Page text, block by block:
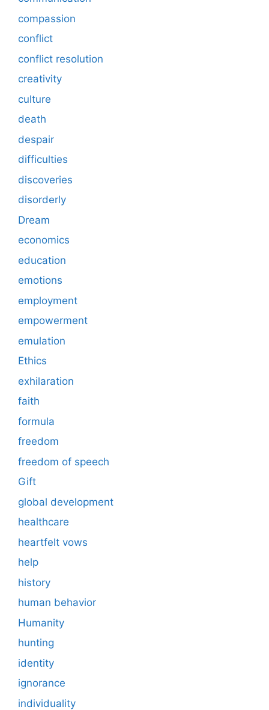
compassion
conflict
conflict resolution
creativity
culture
death
despair
difficulties
discoveries
disorderly
Dream
economics
education
emotions
employment
empowerment
emulation
Ethics
exhilaration
faith
formula
freedom
freedom of speech
Gift
global development
healthcare
heartfelt vows
help
history
human behavior
Humanity
hunting
identity
ignorance
individuality